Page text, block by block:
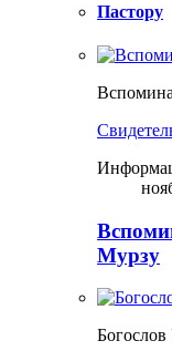
Пастору
Мурзу